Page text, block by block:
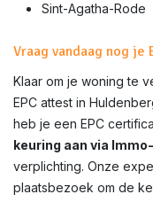
Sint-Agatha-Rode
Vraag vandaag nog je
Klaar om je woning te
EPC attest in
heb je een EPC
keuring aan via
verplichting. Onze
plaatsbezoek om de